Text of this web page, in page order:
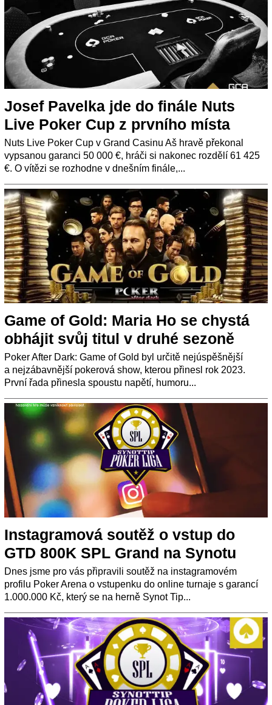
Josef Pavelka jde do finále Nuts
Live Poker Cup z prvního místa
Nuts Live Poker Cup v Grand Casinu Aš hravě překonal
vypsanou garanci 50 000 €, hráči si nakonec rozdělí 61 425
€. O vítězi se rozhodne v dnešním finále,...
Game of Gold: Maria Ho se chystá
obhájit svůj titul v druhé sezoně
Poker After Dark: Game of Gold byl určitě nejúspěšnější
a nejzábavnější pokerová show, kterou přinesl rok 2023.
První řada přinesla spoustu napětí, humoru...
Instagramová soutěž o vstup do
GTD 800K SPL Grand na Synotu
Dnes jsme pro vás připravili soutěž na instagramovém
profilu Poker Arena o vstupenku do online turnaje s garancí
1.000.000 Kč, který se na herně Synot Tip...